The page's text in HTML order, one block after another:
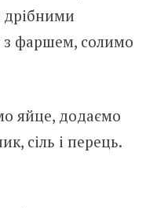
дрібними
фаршем, солимо
яйце, додаємо
сіль і перець.